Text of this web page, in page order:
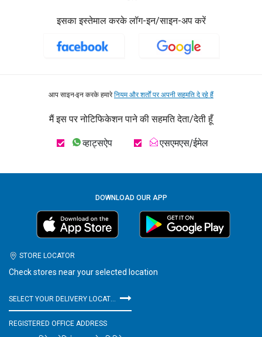
इसका इस्तेमाल करके लॉग-इन/साइन-अप करें
आप साइन-इन करके हमारेनियम और शर्तों पर अपनी सहमति दे रहे हैं
मैं इस पर नोटिफिकेशन पाने की सहमति देता/देती हूँ
व्हाट्सऐप एसएमएस/ईमेल
DOWNLOAD OUR APP
STORE LOCATOR
Check stores near your selected location
SELECT YOUR DELIVERY LOCATION
REGISTERED OFFICE ADDRESS